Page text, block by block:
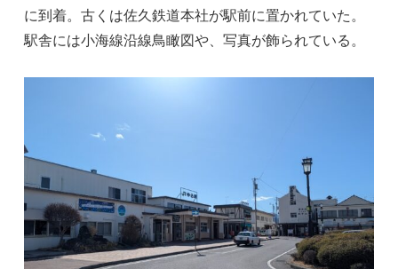
に到着。古くは佐久鉄道本社が駅前に置かれていた。
駅舎には小海線沿線鳥瞰図や、写真が飾られている。